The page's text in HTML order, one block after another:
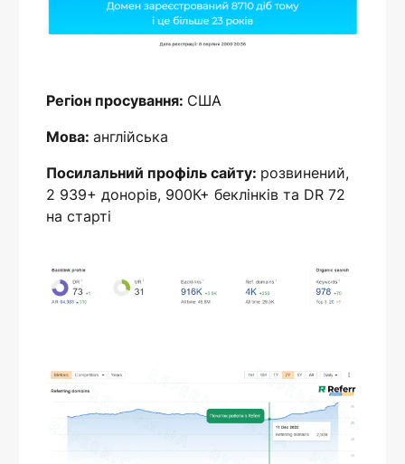
Регіон просування: США
Мова: англійська
Посилальний профіль сайту: розвинений,
2 939+ донорів, 900К+ беклінків та DR 72
на старті